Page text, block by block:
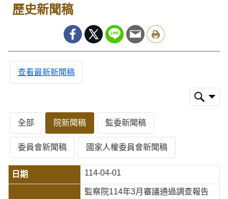
歷史新聞稿
查看最新新聞稿
全部 院新聞稿 監委新聞稿
委員會新聞稿 國家人權委員會新聞稿
114-04-01
監察院114年3月審議通過調查報告